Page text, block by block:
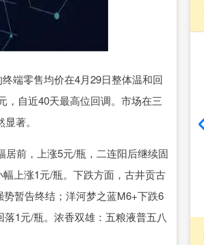
端零售均价在4月29日整体温和回
，自近40天最高位回调。市场在三
著。
前，上涨5元/瓶，二连阳后继续固
上涨1元/瓶。下跌方面，古井贡古
暂告终结；洋河梦之蓝M6+下跌6
1元/瓶。浓香双雄：五粮液普五八